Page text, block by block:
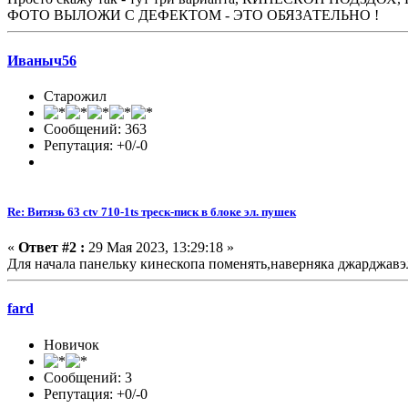
ФОТО ВЫЛОЖИ С ДЕФЕКТОМ - ЭТО ОБЯЗАТЕЛЬНО !
Иваныч56
Старожил
Сообщений: 363
Репутация: +0/-0
Re: Витязь 63 ctv 710-1ts треск-писк в блоке эл. пушек
« Ответ #2 : 29 Мая 2023, 13:29:18 »
Для начала панельку кинескопа поменять,наверняка
fard
Новичок
Сообщений: 3
Репутация: +0/-0